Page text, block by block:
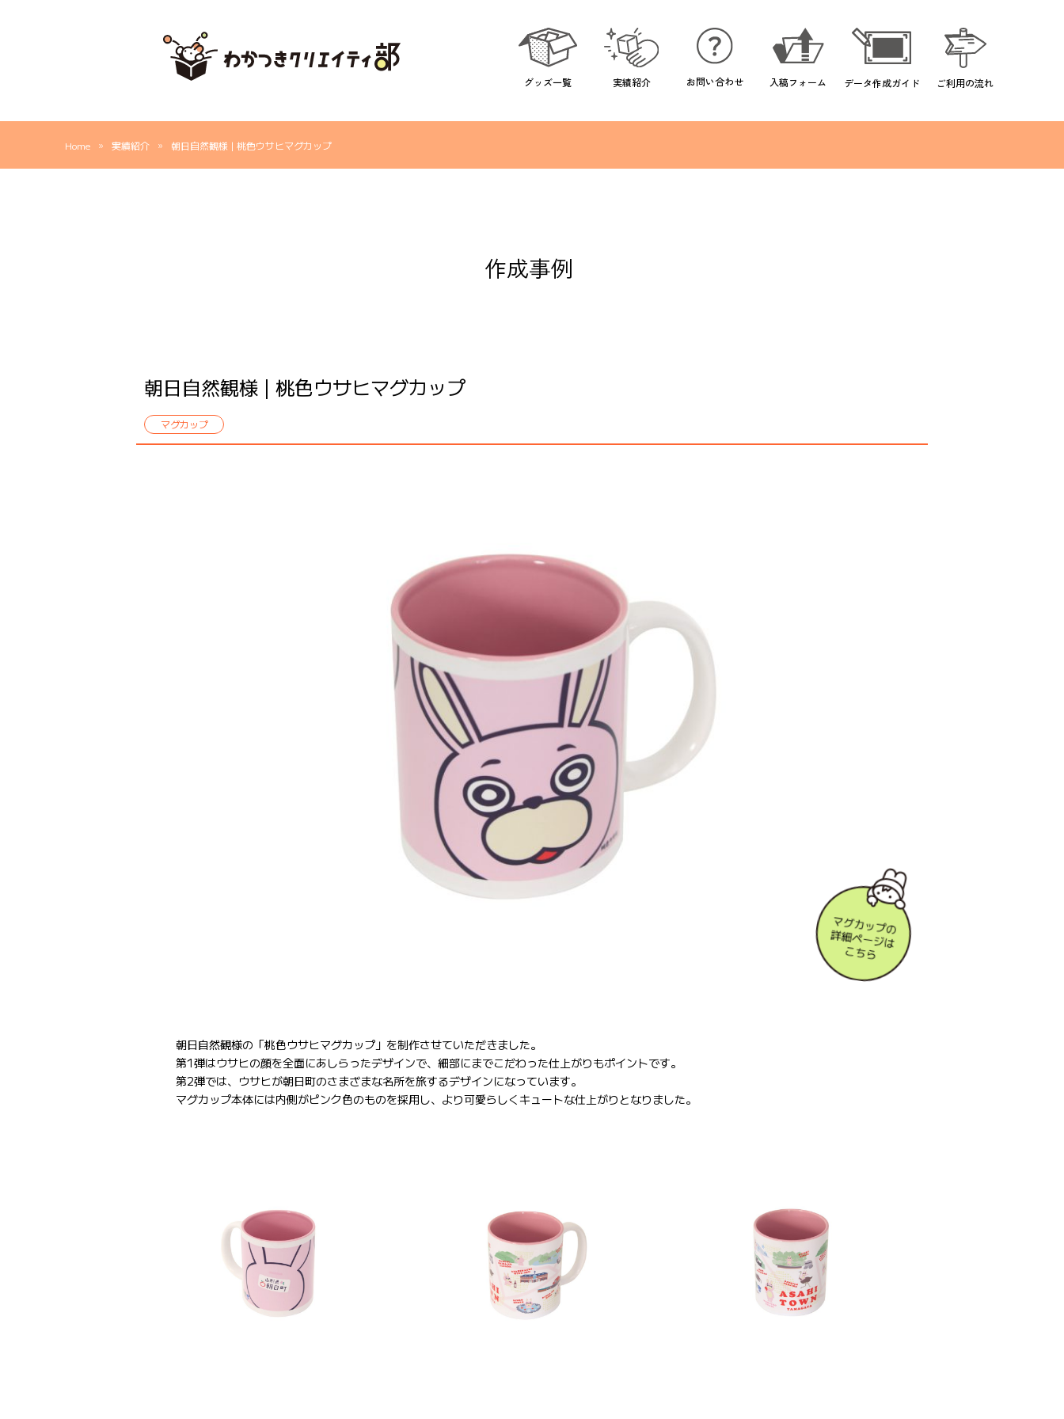
グッズ一覧 実績紹介 お問い合わせ 入稿フォーム データ作成ガイド ご利用の流れ
Home » 実績紹介 » 朝日自然観様 | 桃色ウサヒマグカップ
作成事例
朝日自然観様 | 桃色ウサヒマグカップ
マグカップ
朝日自然観様の「桃色ウサヒマグカップ」を制作させていただきました。
第1弾はウサヒの顔を全面にあしらったデザインで、細部にまでこだわった仕上がりもポイントです。
第2弾では、ウサヒが朝日町のさまざまな名所を旅するデザインになっています。
マグカップ本体には内側がピンク色のものを採用し、より可愛らしくキュートな仕上がりとなりました。